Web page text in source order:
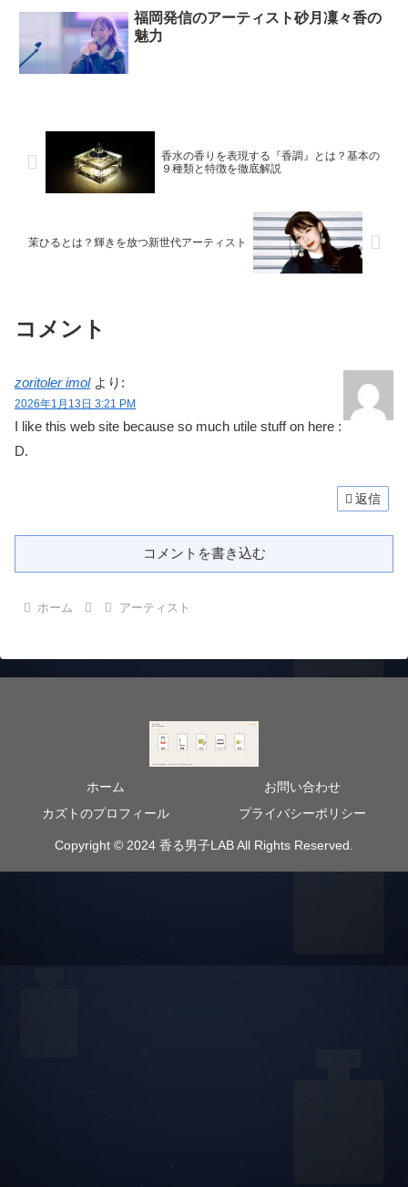
福岡発信のアーティスト砂月凜々香の
魅力
香水の香りを表現する『香調』とは？基本の
９種類と特徴を徹底解説
茉ひるとは？輝きを放つ新世代アーティスト
コメント
zoritoler imol より:
2026年1月13日 3:21 PM
I like this web site because so much utile stuff on here :
D.
返信
コメントを書き込む
ホーム アーティスト
ホーム
お問い合わせ
カズトのプロフィール
プライバシーポリシー
Copyright © 2024 香る男子LAB All Rights Reserved.